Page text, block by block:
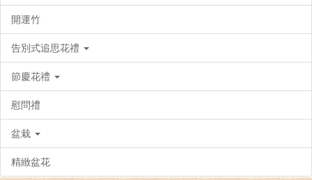
開運竹
告別式追思花禮
節慶花禮
慰問禮
盆栽
精緻盆花